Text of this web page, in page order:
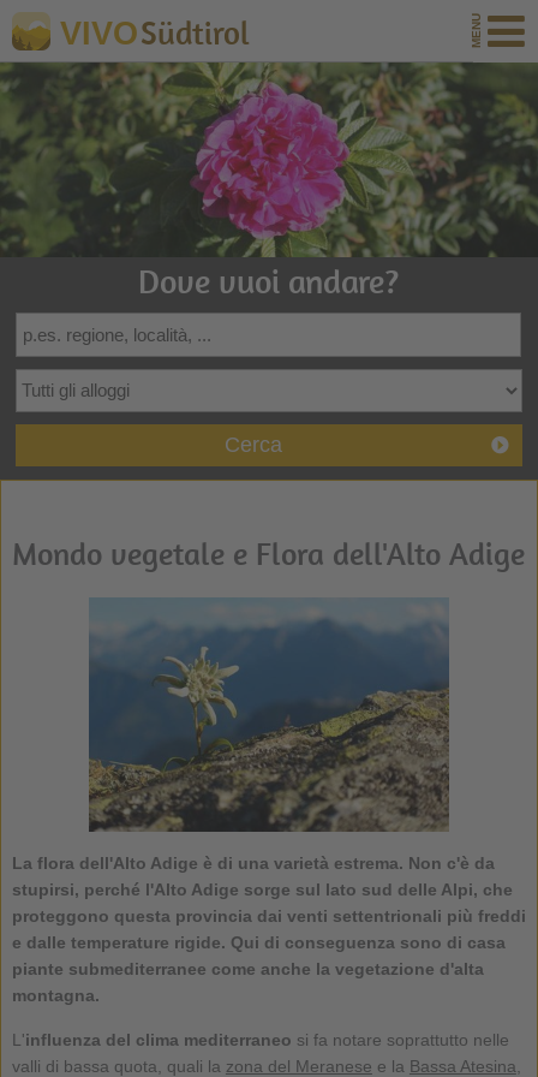
VIVOSüdtirol
Dove vuoi andare?
Cerca
Mondo vegetale e Flora dell'Alto Adige
La flora dell'Alto Adige è di una varietà estrema. Non c'è da
stupirsi, perché l'Alto Adige sorge sul lato sud delle Alpi, che
proteggono questa provincia dai venti settentrionali più freddi
e dalle temperature rigide. Qui di conseguenza sono di casa
piante submediterranee come anche la vegetazione d'alta
montagna.
L'influenza del clima mediterraneo si fa notare soprattutto nelle
valli di bassa quota, quali la zona del Meranese e la Bassa Atesina